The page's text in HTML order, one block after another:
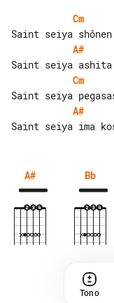
Cm
A#
Cm
A#
A# Bb
Tono